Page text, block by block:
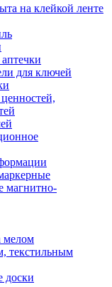
на клейкой ленте
для ключей
магнитно-
мелом
текстильным
доски